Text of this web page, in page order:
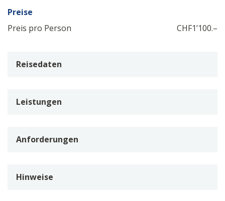
Preise
Preis pro Person
CHF1’100.–
Reisedaten
Leistungen
Anforderungen
Hinweise